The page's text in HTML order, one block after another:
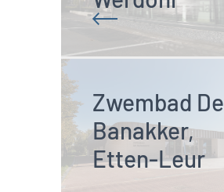
Zwembad De
Banakker,
Etten-Leur